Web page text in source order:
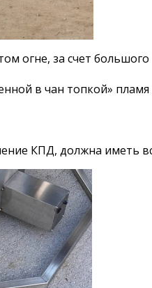
огне, за счет
в чан топкой»
КПД, должна иметь